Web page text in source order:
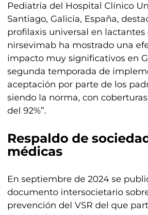
Pediatría del Hospital Clínico
Santiago, Galicia, España,
profilaxis universal en lactantes
nirsevimab ha mostrado una
impacto muy significativos en
segunda temporada de
aceptación por parte de los
siendo la norma, con
del 92%”.
Respaldo de
médicas
En septiembre de 2024 se
documento intersocietario
prevención del VSR del que